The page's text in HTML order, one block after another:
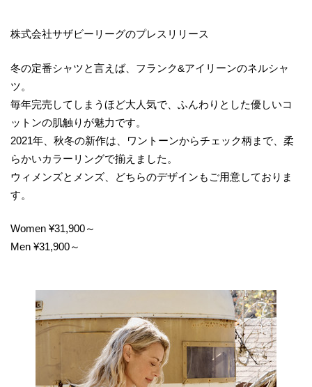
株式会社サザビーリーグのプレスリリース
冬の定番シャツと言えば、フランク&アイリーンのネルシャ
ツ。
毎年完売してしまうほど大人気で、ふんわりとした優しいコ
ットンの肌触りが魅力です。
2021年、秋冬の新作は、ワントーンからチェック柄まで、柔
らかいカラーリングで揃えました。
ウィメンズとメンズ、どちらのデザインもご用意しておりま
す。
Women ¥31,900～
Men ¥31,900～